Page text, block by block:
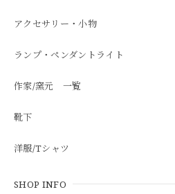
アクセサリー・小物
ランプ・ペンダントライト
作家/窯元 一覧
靴下
洋服/Tシャツ
SHOP INFO